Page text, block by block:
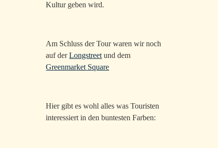
Kultur geben wird.
Am Schluss der Tour waren wir noch
auf derLongstreet und dem
Greenmarket Square
Hier gibt es wohl alles was Touristen
interessiert in den buntesten Farben: